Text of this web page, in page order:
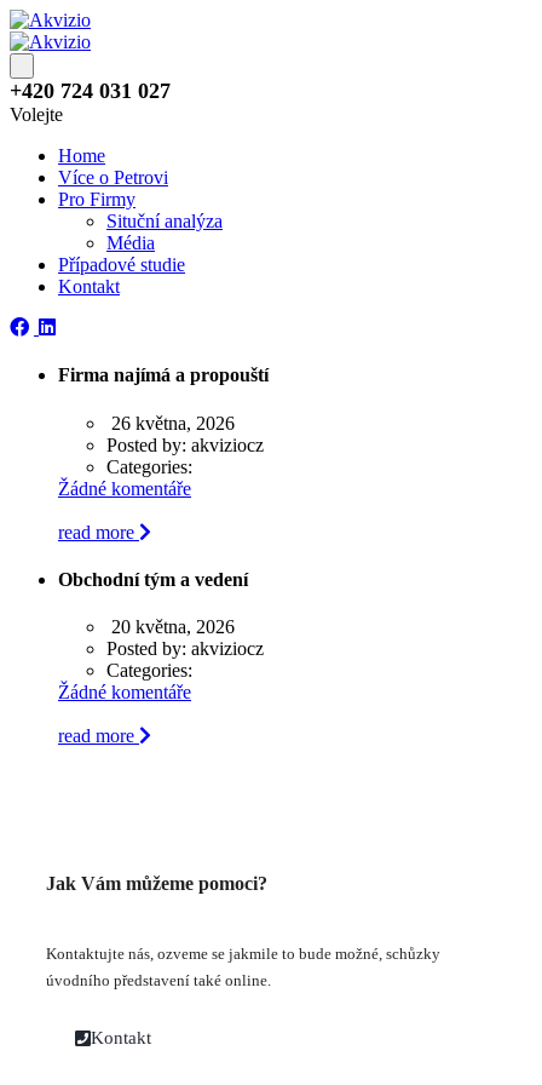
+420 724 031 027
Volejte
Home
Více o Petrovi
Pro Firmy
Situční analýza
Média
Případové studie
Kontakt
Firma najímá a propouští
26 května, 2026
Posted by: akviziocz
Categories:
Žádné komentáře
read more
Obchodní tým a vedení
20 května, 2026
Posted by: akviziocz
Categories:
Žádné komentáře
read more
Jak Vám můžeme pomoci?
Kontaktujte nás, ozveme se jakmile to bude možné, schůzky
úvodního představení také online.
Kontakt